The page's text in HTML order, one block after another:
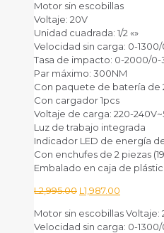
Motor sin escobillas
Voltaje: 20V
Unidad cuadrada: 1/2 «»
Velocidad sin carga: 0-
Tasa de impacto: 0-2000/
Par máximo: 300NM
Con paquete de batería de
Con cargador 1pcs
Voltaje de carga: 220-
Luz de trabajo integrada
Indicador LED de energía
Con enchufes de 2 piezas
Embalado en caja de
L2,995.00 El
original
era:
L1,987.00
actual
es:
Motor sin escobillas Voltaje:
Velocidad sin carga: 0-